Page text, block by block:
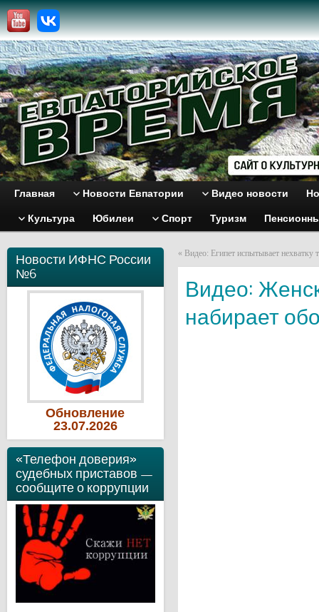
Главная Новости Евпатории Видео новости
Культура Юбилеи Спорт Туризм
Новости ИФНС России
№6
Обновление
23.07.2026
«Телефон доверия»
судебных приставов —
сообщите о коррупции
« Видео: Египет испытывает нехватку
Видео:
набирает